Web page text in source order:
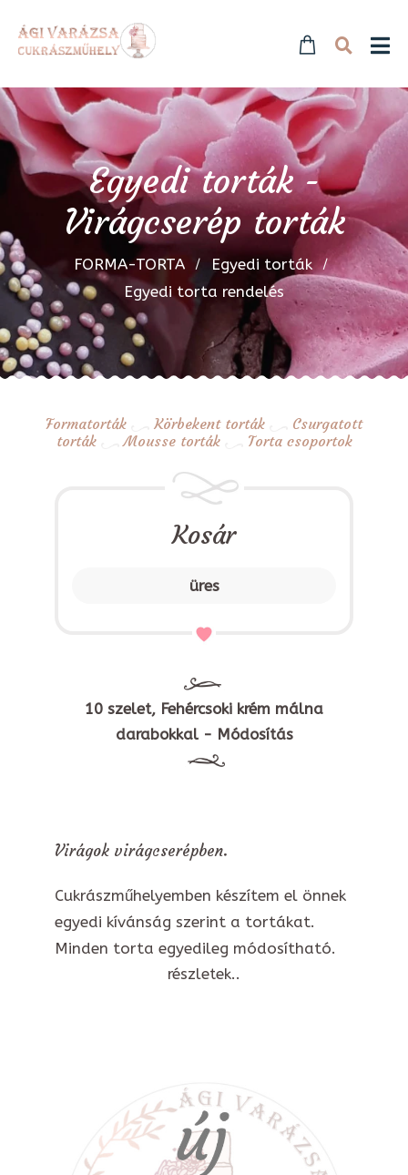
Egyedi torták -
Virágcserép torták
FORMA-TORTA
Egyedi torták
Egyedi torta rendelés
Formatorták Körbekent torták
Csurgatott
torták
Mousse torták Torta csoportok
Kosár
üres
10 szelet, Fehércsoki krém málna
darabokkal - Módosítás
Virágok virágcserépben.
Cukrászműhelyemben készítem el önnek
egyedi kívánság szerint a tortákat.
Minden torta egyedileg módosítható.
részletek..